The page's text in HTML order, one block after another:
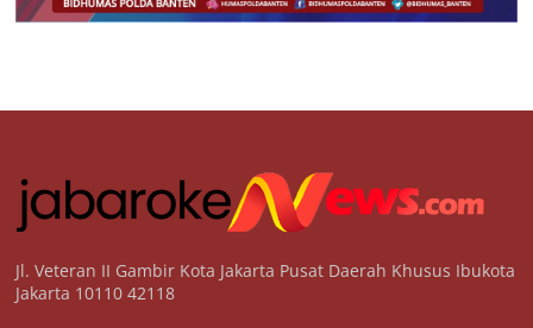
Jl. Veteran II Gambir Kota Jakarta Pusat Daerah Khusus Ibukota
Jakarta 10110 42118